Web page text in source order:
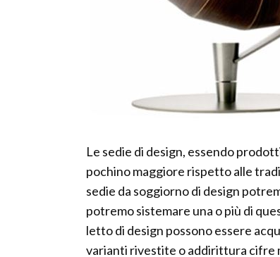
Le sedie di design, essendo
pochino maggiore rispetto alle
sedie da soggiorno di design
potremo sistemare una o più di
letto di design possono essere
varianti rivestite o addirittura cifre